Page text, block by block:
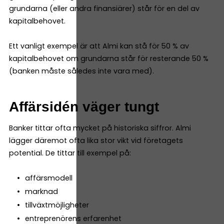
grundarna (eller andra finansiärer) står för en del av
kapitalbehovet.
Ett vanligt exempel är att Almi kan stå för 50 % av
kapitalbehovet om grundarna står för resterande 50 %
(banken måste således inte vara med).
Affärsidén väger tungt
Banker tittar ofta mycket på historiska siffror. Almi
lägger däremot ofta lika stor vikt vid företagets
potential. De tittar till exempel på:
affärsmodell
marknad
tillväxtmöjligheter
entreprenörens erfarenhet